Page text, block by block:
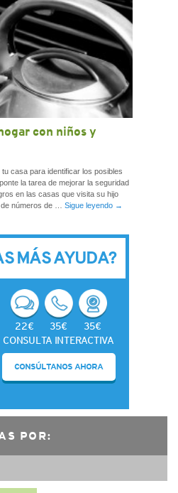
con niños y
casa para identificar los posibles
la tarea de mejorar la seguridad
en las casas que visita su hijo
números de … Sigue leyendo →
MÁS AYUDA?
22€ 35€
35€
CONSULTA INTERACTIVA
CONSÚLTANOS AHORA
POR: